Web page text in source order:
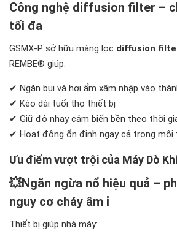
Công nghệ diffusion filter –
tối đa
GSMX-P sở hữu màng lọc diffusion
REMBE® giúp:
✔ Ngăn bụi và hơi ẩm xâm nhập vào
✔ Kéo dài tuổi thọ thiết bị
✔ Giữ độ nhạy cảm biến bền theo thời
✔ Hoạt động ổn định ngay cả trong môi
Ưu điểm vượt trội của Máy Dò
💥Ngăn ngừa nổ hiệu quả –
nguy cơ cháy âm ỉ
Thiết bị giúp nhà máy: